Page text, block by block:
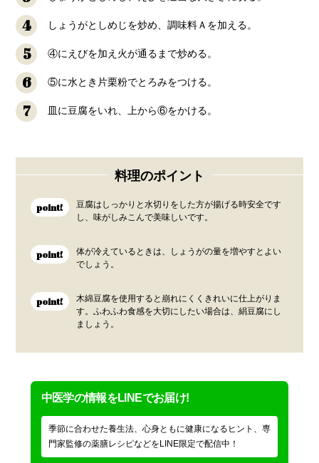
4 しょうがとしめじを炒め、調味料Ａを加える。
5 ④にえびを加え火が通るまで炒める。
6 ⑤に水とき片栗粉でとろみをつける。
7 皿に豆腐をいれ、上から⑥をかける。
料理のポイント
point!
豆腐はしっかりと水切りをした方が揚げる時安全です
し、味がしみこんで美味しいです。
point!
体が冷えているときは、しょうがの量を増やすとよい
でしょう。
point!
木綿豆腐を使用すると崩れにくくきれいに仕上がりま
す。ふわふわ食感を大切にしたい場合は、絹豆腐にし
ましょう。
中医学の情報をLINEでお届け!
季節に合わせた養生法、心身ともに健康になるヒント、専
門家監修の薬膳レシピなどをLINE限定で配信中！